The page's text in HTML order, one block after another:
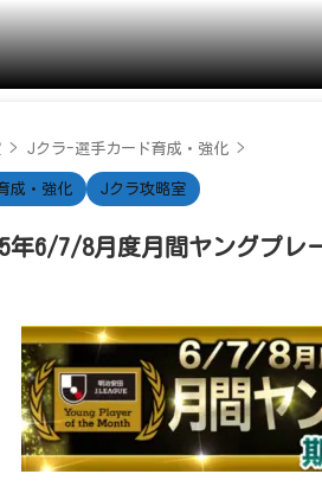
> Jクラ-選手カード育成・強化 >
成・強化 Jクラ攻略室
年6/7/8月度月間ヤングプレ